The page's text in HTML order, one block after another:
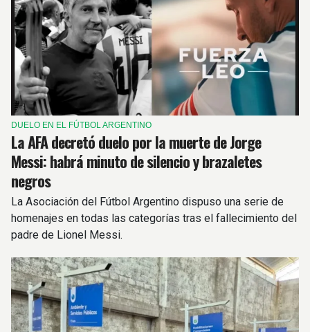
DUELO EN EL FÚTBOL ARGENTINO
La AFA decretó duelo por la muerte de Jorge
Messi: habrá minuto de silencio y brazaletes
negros
La Asociación del Fútbol Argentino dispuso una serie de
homenajes en todas las categorías tras el fallecimiento del
padre de Lionel Messi.